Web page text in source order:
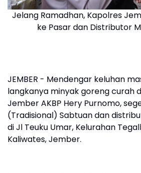
Jelang Ramadhan, Kapolres
ke Pasar dan Distributor
JEMBER - Mendengar keluhan
langkanya minyak goreng curah
Jember AKBP Hery Purnomo,
(Tradisional) Sabtuan dan
di Jl Teuku Umar, Kelurahan
Kaliwates, Jember.